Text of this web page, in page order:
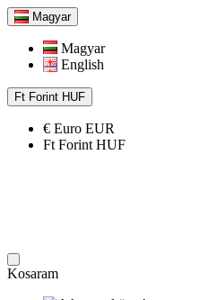
Magyar
Magyar
English
Ft Forint HUF
€ Euro EUR
Ft Forint HUF
Kosaram